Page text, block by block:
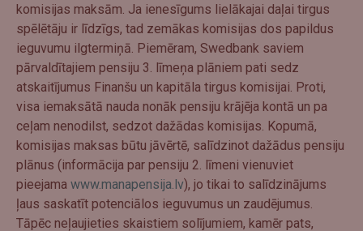
komisijas maksām. Ja ienesīgums lielākajai daļai tirgus
spēlētāju ir līdzīgs, tad zemākas komisijas dos papildus
ieguvumu ilgtermiņā. Piemēram, Swedbank saviem
pārvaldītajiem pensiju 3. līmeņa plāniem pati sedz
atskaitījumus Finanšu un kapitāla tirgus komisijai. Proti,
visa iemaksātā nauda nonāk pensiju krājēja kontā un pa
ceļam nenodilst, sedzot dažādas komisijas. Kopumā,
komisijas maksas būtu jāvērtē, salīdzinot dažādus pensiju
plānus (informācija par pensiju 2. līmeni vienuviet
pieejama www.manapensija.lv), jo tikai to salīdzinājums
ļaus saskatīt potenciālos ieguvumus un zaudējumus.
Tāpēc neļaujieties skaistiem solījumiem, kamēr pats,